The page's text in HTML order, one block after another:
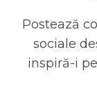
Postează
sociale
inspiră-i